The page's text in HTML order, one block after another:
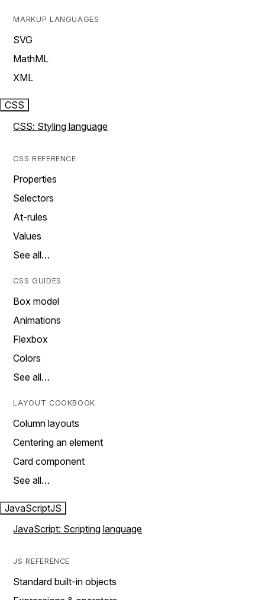
MARKUP LANGUAGES
SVG
MathML
XML
CSS
CSS: Styling language
CSS REFERENCE
Properties
Selectors
At-rules
Values
See all…
CSS GUIDES
Box model
Animations
Flexbox
Colors
See all…
LAYOUT COOKBOOK
Column layouts
Centering an element
Card component
See all…
JavaScriptJS
JavaScript: Scripting language
JS REFERENCE
Standard built-in objects